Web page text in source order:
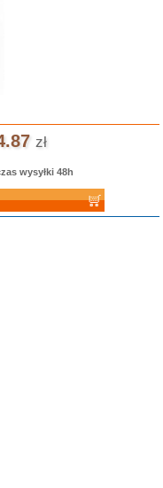
zł
wysyłki 48h